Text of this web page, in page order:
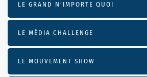
LE GRAND N’IMPORTE QUOI
LE MÉDIA CHALLENGE
LE MOUVEMENT SHOW